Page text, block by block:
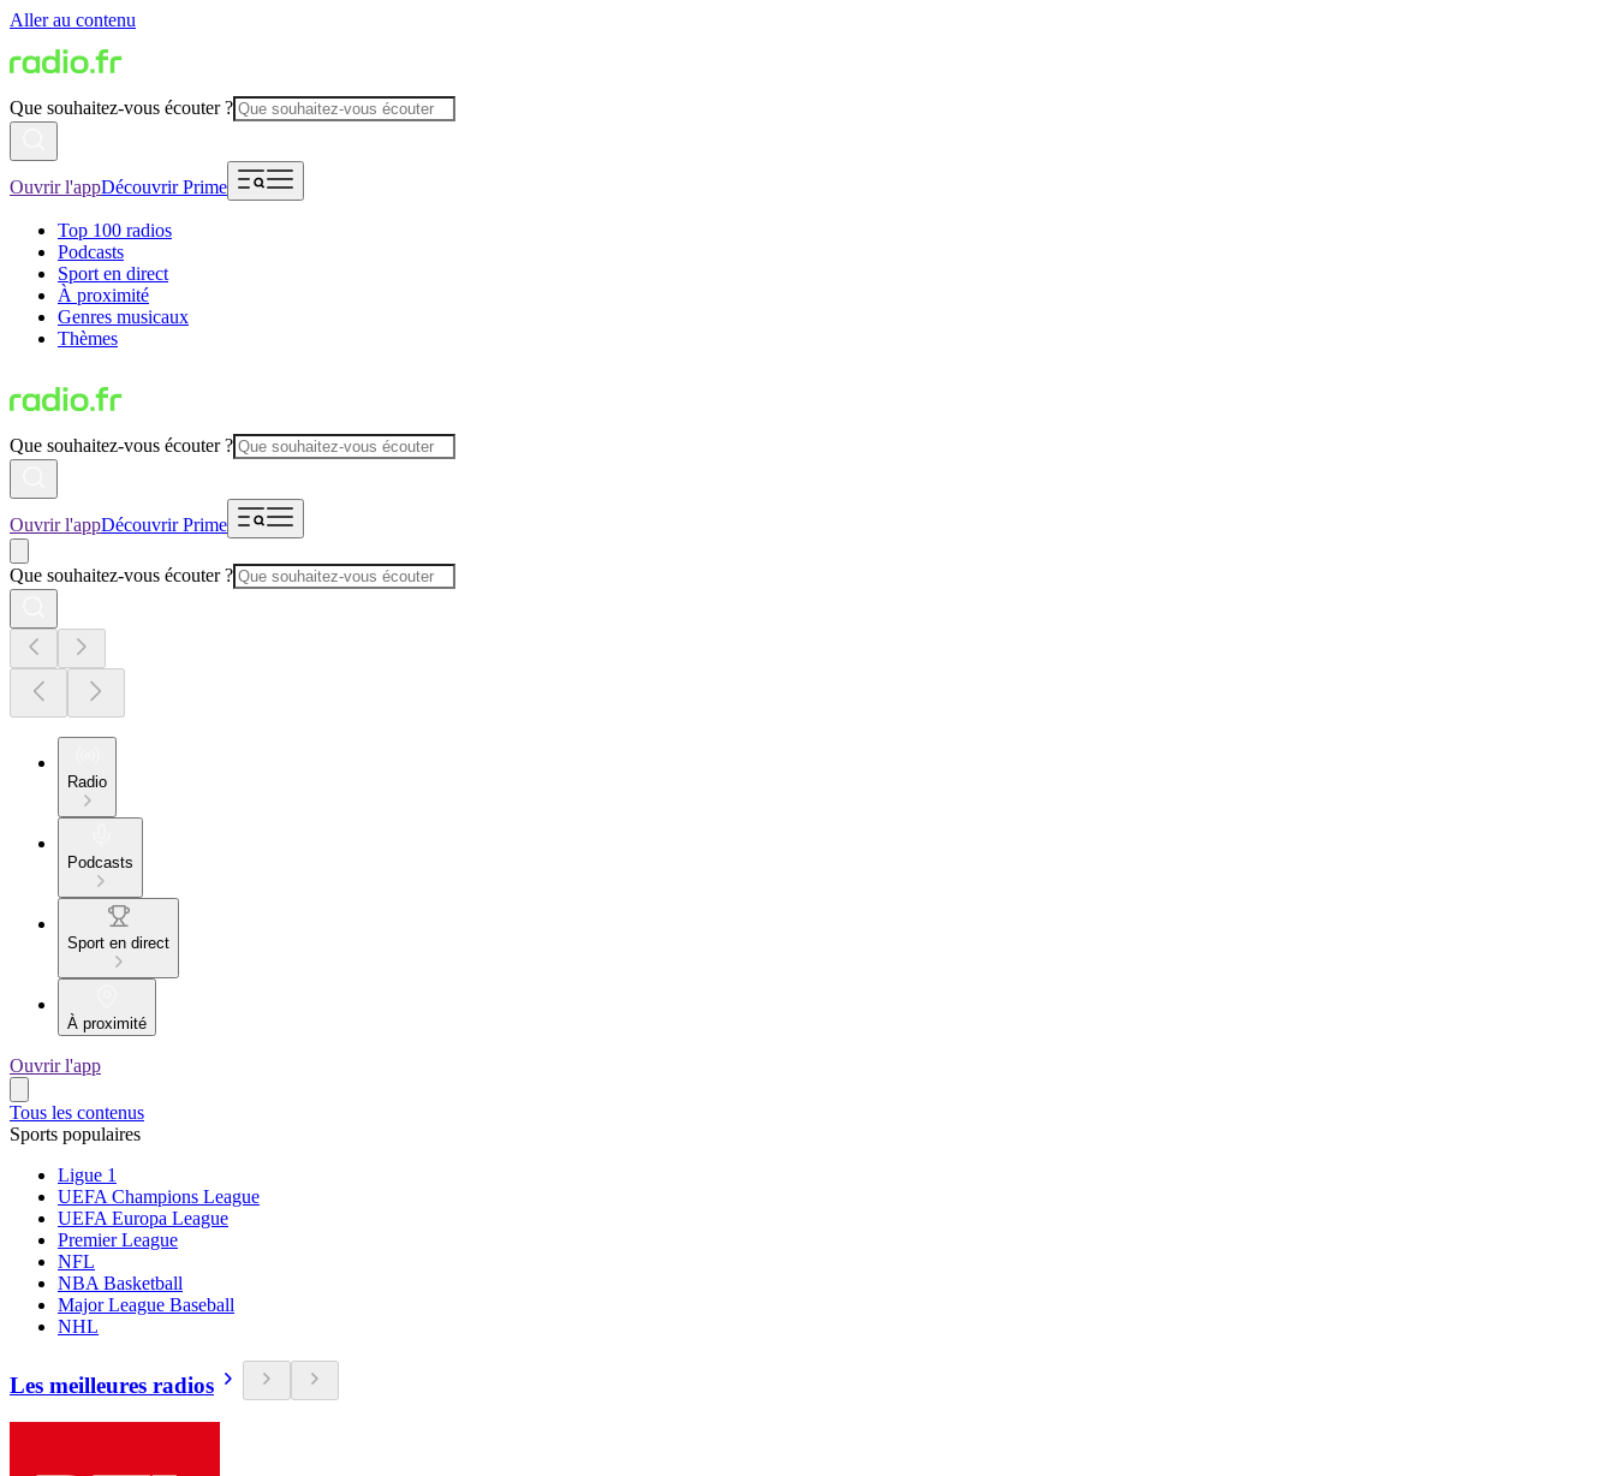
Aller au contenu
Que souhaitez-vous écouter ?
Ouvrir l'appDécouvrir Prime
Top 100 radios
Podcasts
Sport en direct
À proximité
Genres musicaux
Thèmes
Que souhaitez-vous écouter ?
Ouvrir l'appDécouvrir Prime
Que souhaitez-vous écouter ?
Radio
Podcasts
Sport en direct
À proximité
Ouvrir l'app
Tous les contenus
Sports populaires
Ligue 1
UEFA Champions League
UEFA Europa League
Premier League
NFL
NBA Basketball
Major League Baseball
NHL
Les meilleures radios